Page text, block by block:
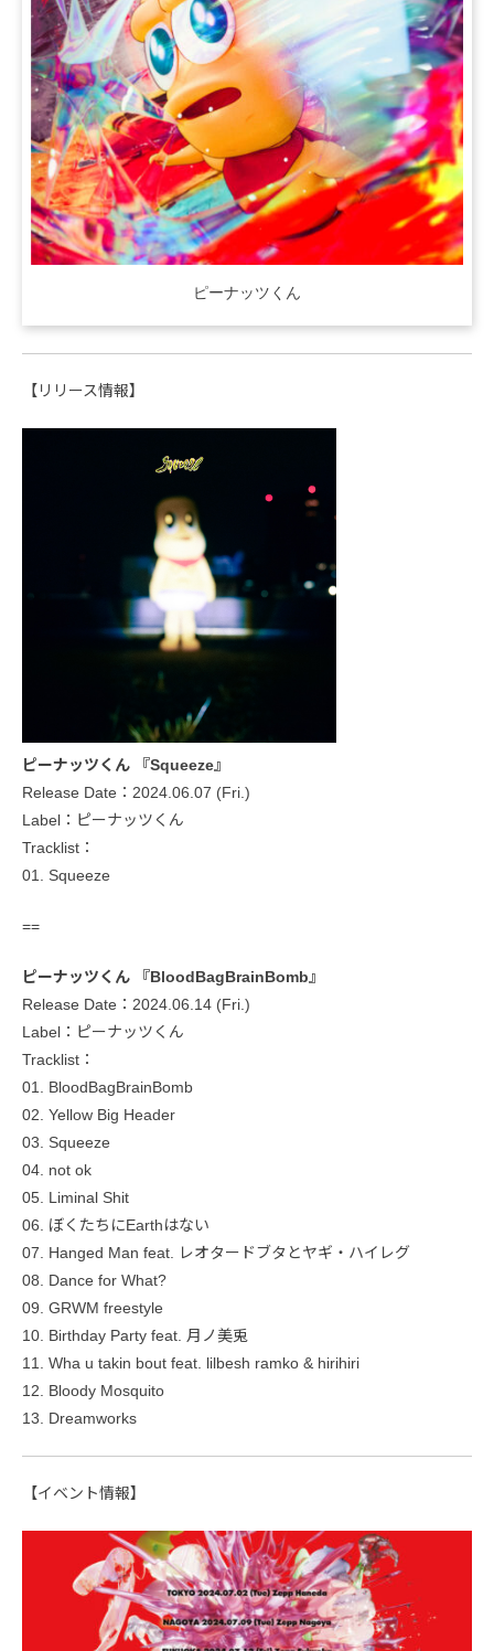
ピーナッツくん
【リリース情報】
ピーナッツくん 『Squeeze』
Release Date：2024.06.07 (Fri.)
Label：ピーナッツくん
Tracklist：
01. Squeeze
==
ピーナッツくん 『BloodBagBrainBomb』
Release Date：2024.06.14 (Fri.)
Label：ピーナッツくん
Tracklist：
01. BloodBagBrainBomb
02. Yellow Big Header
03. Squeeze
04. not ok
05. Liminal Shit
06. ぼくたちにEarthはない
07. Hanged Man feat. レオタードブタとヤギ・ハイレグ
08. Dance for What?
09. GRWM freestyle
10. Birthday Party feat. 月ノ美兎
11. Wha u takin bout feat. lilbesh ramko & hirihiri
12. Bloody Mosquito
13. Dreamworks
【イベント情報】